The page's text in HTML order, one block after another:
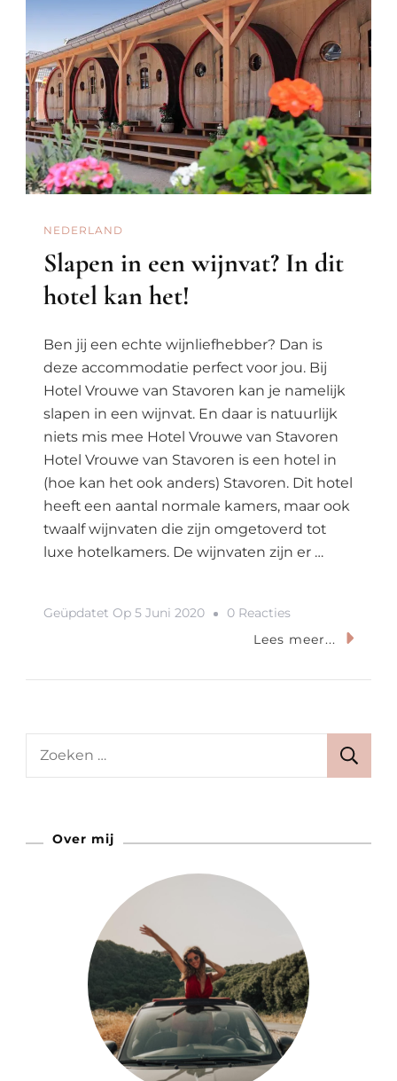
NEDERLAND
Slapen in een wijnvat? In dit
hotel kan het!
Ben jij een echte wijnliefhebber? Dan is
deze accommodatie perfect voor jou. Bij
Hotel Vrouwe van Stavoren kan je namelijk
slapen in een wijnvat. En daar is natuurlijk
niets mis mee Hotel Vrouwe van Stavoren
Hotel Vrouwe van Stavoren is een hotel in
(hoe kan het ook anders) Stavoren. Dit hotel
heeft een aantal normale kamers, maar ook
twaalf wijnvaten die zijn omgetoverd tot
luxe hotelkamers. De wijnvaten zijn er …
Geüpdatet Op 5 Juni 2020 0 ReactiesOp
Slapen
Het!
Lees meer...
Zoeken
Over mij